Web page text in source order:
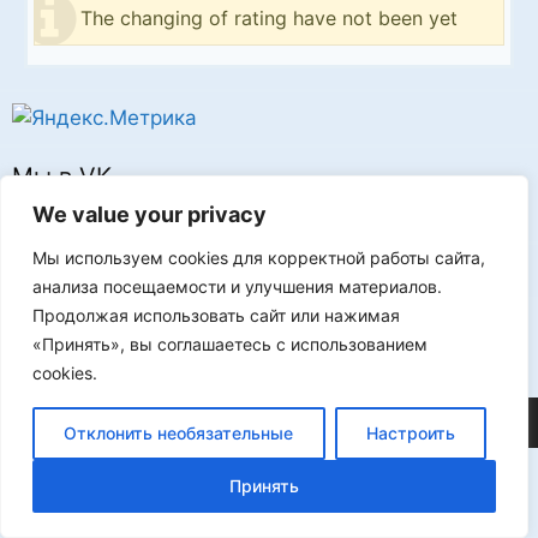
We value your privacy
Мы используем cookies для корректной работы сайта,
анализа посещаемости и улучшения материалов.
Продолжая использовать сайт или нажимая
«Принять», вы соглашаетесь с использованием
cookies.
Отклонить необязательные Настроить
Принять
The changing of rating have not been yet
Мы в VK
Реклама